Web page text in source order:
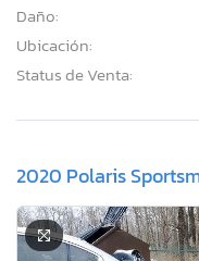
Daño:
Ubicación:
Status de Venta:
2020 Polaris